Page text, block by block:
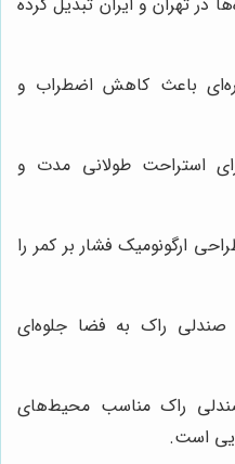
باعث کاهش اضطراب و
استراحت طولانی مدت و
ارگونومیک فشار بر کمر را
صندلی راک به فضا جلوه‌ای
راک مناسب محیط‌های
است.